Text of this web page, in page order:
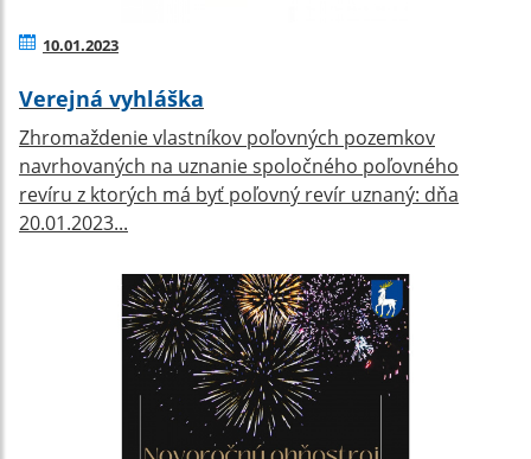
10.01.2023
Verejná vyhláška
Zhromaždenie vlastníkov poľovných pozemkov
navrhovaných na uznanie spoločného poľovného
revíru z ktorých má byť poľovný revír uznaný: dňa
20.01.2023...